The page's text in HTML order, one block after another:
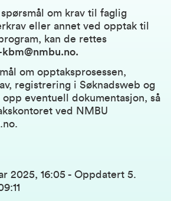
om krav til faglig
eller annet ved opptak til
kan de rettes
.
om opptaksprosessen,
registrering i Søknadsweb og
opp eventuell dokumentasjon, så
ved NMBU
.
2025, 16:05 - Oppdatert 5.